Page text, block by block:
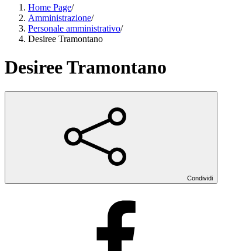
Home Page/
Amministrazione/
Personale amministrativo/
Desiree Tramontano
Desiree Tramontano
Condividi